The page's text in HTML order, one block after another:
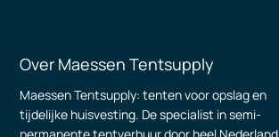
Over Maessen Tentsupply
Maessen Tentsupply: tenten voor opslag en
tijdelijke huisvesting. De specialist in semi-